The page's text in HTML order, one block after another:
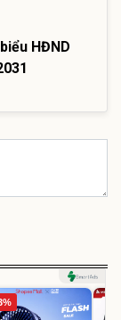
HĐND